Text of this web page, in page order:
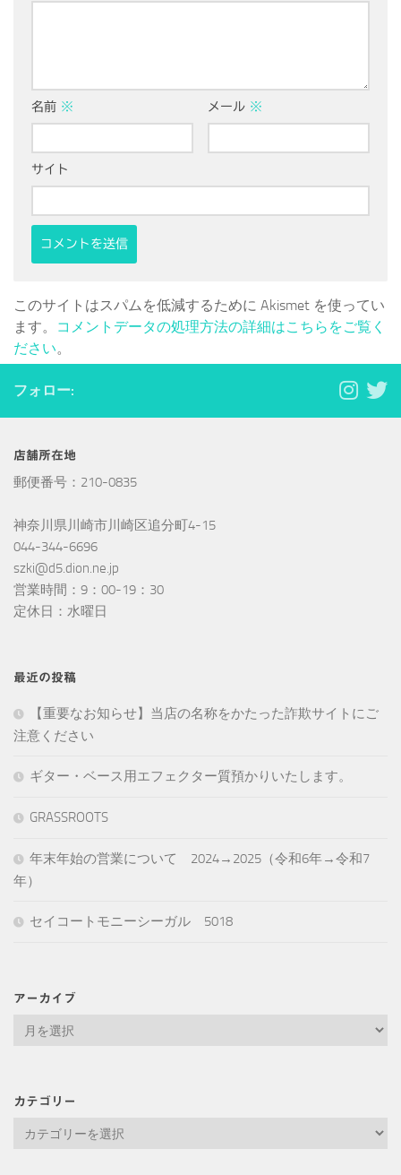
名前 ※ メール ※
サイト
このサイトはスパムを低減するために Akismet を使ってい
ます。
コメントデータの処理方法の詳細はこちらをご覧く
ださい。
フォロー:
店舗所在地
郵便番号：210-0835
神奈川県川崎市川崎区追分町4-15
044-344-6696
szki@d5.dion.ne.jp
営業時間：9：00-19：30
定休日：水曜日
最近の投稿
【重要なお知らせ】当店の名称をかたった詐欺サイトにご
注意ください
ギター・ベース用エフェクター質預かりいたします。
GRASSROOTS
年末年始の営業について 2024→2025（令和6年→令和7
年）
セイコートモニーシーガル 5018
アーカイブ
ブ
カテゴリー